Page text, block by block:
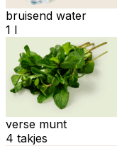
bruisend water
1 l
verse munt
4 takjes